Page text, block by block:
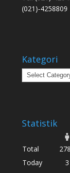
(021)-4258809
Kategori
Kategori
Statistik
Total
Today
3